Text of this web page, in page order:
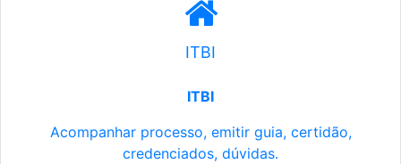
ITBI
ITBI
Acompanhar processo, emitir guia, certidão,
credenciados, dúvidas.